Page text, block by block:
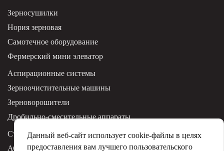
Зерносушилки
Нория зерновая
Самотечное оборудование
Фермерский мини элеватор
Аспирационные системы
Зерноочистительные машины
Зерноворошители
Дробильно-смесительные аппараты
Строительство и монтаж элеваторов
АСУ ТП
Данный веб-сайт использует cookie-файлы в целях
предоставления вам лучшего пользовательского